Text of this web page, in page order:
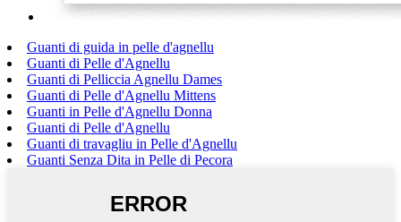
Guanti di guida in pelle d'agnellu
Guanti di Pelle d'Agnellu
Guanti di Pelliccia Agnellu Dames
Guanti di Pelle d'Agnellu Mittens
Guanti in Pelle d'Agnellu Donna
Guanti di Pelle d'Agnellu
Guanti di travagliu in Pelle d'Agnellu
Guanti Senza Dita in Pelle di Pecora